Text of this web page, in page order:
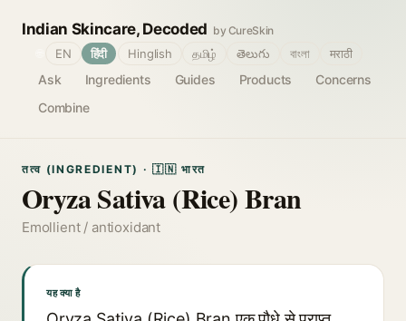
Indian Skincare, Decoded by CureSkin
Ask Ingredients Guides Products
Concerns
Combine
EN हिंदी Hinglish தமிழ் తెలుగు বাংলা मराठी
तत्व (INGREDIENT) · 🇮🇳 भारत
Oryza Sativa (Rice) Bran
Emollient / antioxidant
यह क्या है